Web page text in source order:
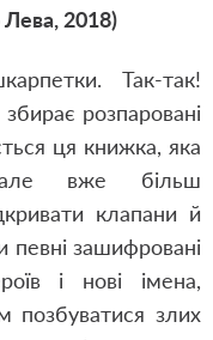
2018)
Так-так!
розпаровані
ця книжка, яка
вже більш
клапани й
певні зашифровані
і нові імена,
позбуватися злих